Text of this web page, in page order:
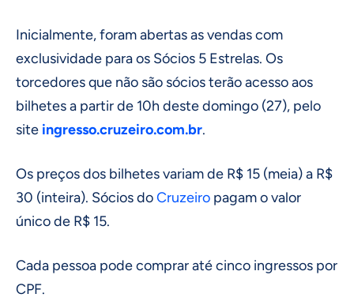
Inicialmente, foram abertas as vendas com
exclusividade para os Sócios 5 Estrelas. Os
torcedores que não são sócios terão acesso aos
bilhetes a partir de 10h deste domingo (27), pelo
site ingresso.cruzeiro.com.br.
Os preços dos bilhetes variam de R$ 15 (meia) a R$
30 (inteira). Sócios doCruzeiro pagam o valor
único de R$ 15.
Cada pessoa pode comprar até cinco ingressos por
CPF.